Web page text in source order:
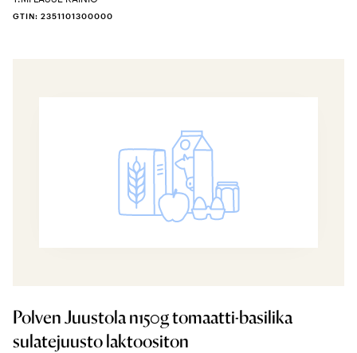
GTIN: 2351101300000
Polven Juustola n150g tomaatti-basilika
sulatejuusto laktoositon